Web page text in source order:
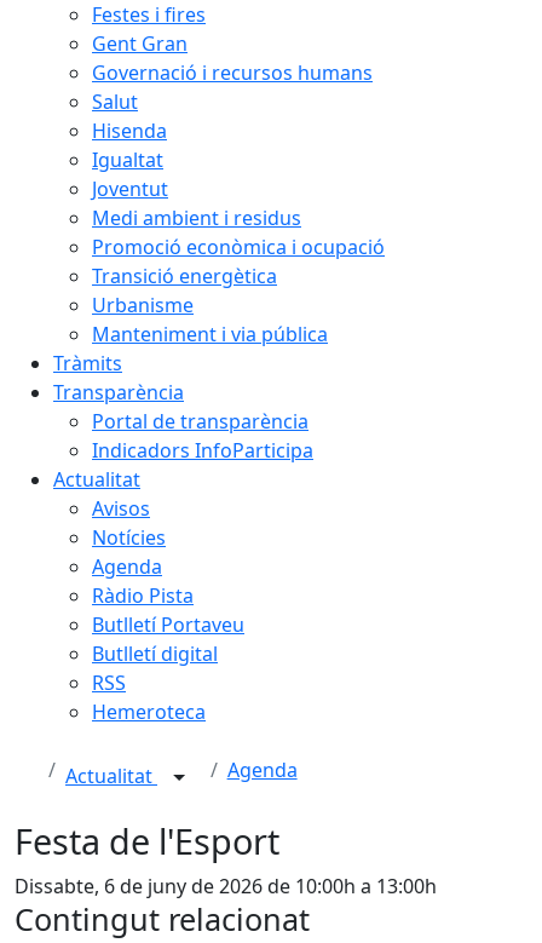
Festes i fires
Gent Gran
Governació i recursos humans
Salut
Hisenda
Igualtat
Joventut
Medi ambient i residus
Promoció econòmica i ocupació
Transició energètica
Urbanisme
Manteniment i via pública
Tràmits
Transparència
Portal de transparència
Indicadors InfoParticipa
Actualitat
Avisos
Notícies
Agenda
Ràdio Pista
Butlletí Portaveu
Butlletí digital
RSS
Hemeroteca
Actualitat Agenda
Festa de l'Esport
Dissabte, 6 de juny de 2026 de 10:00h a 13:00h
Contingut relacionat